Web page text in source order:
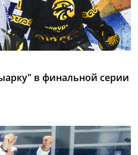
в финальной серии